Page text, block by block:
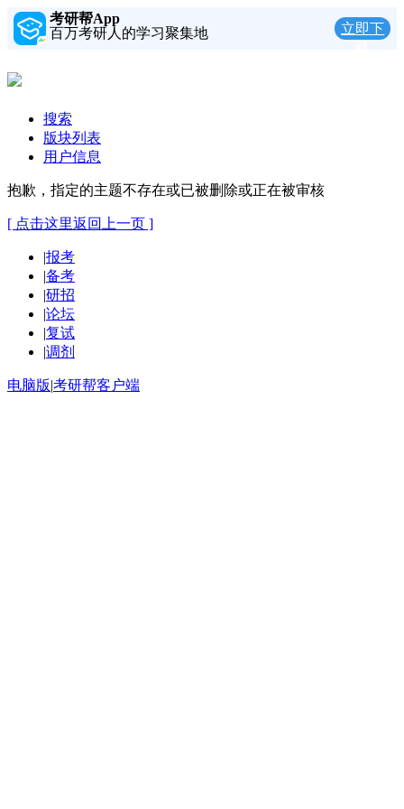
考研帮App
百万考研人的学习聚集地
立即下
搜索
版块列表
用户信息
抱歉，指定的主题不存在或已被删除或正在被审核
[ 点击这里返回上一页 ]
|报考
|备考
|研招
|论坛
|复试
|调剂
电脑版|考研帮客户端